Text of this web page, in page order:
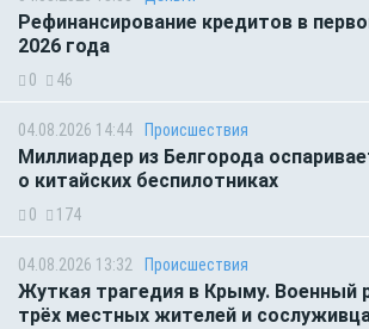
Рефинансирование кредитов в
2026 года
0 46
04.08.2026 14:44 Происшествия
Миллиардер из Белгорода
о китайских беспилотниках
0 174
04.08.2026 13:32 Происшествия
Жуткая трагедия в Крыму. Военный
трёх местных жителей и